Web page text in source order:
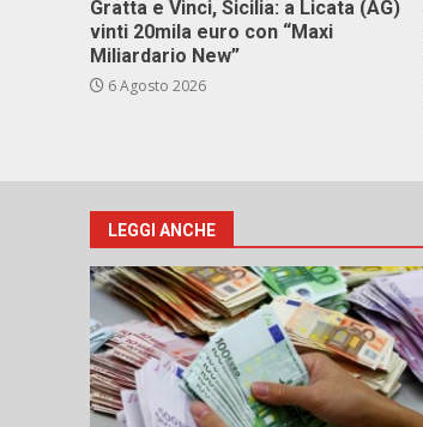
Gratta e Vinci, Sicilia: a Licata (AG)
vinti 20mila euro con “Maxi
Miliardario New”
6 Agosto 2026
LEGGI ANCHE